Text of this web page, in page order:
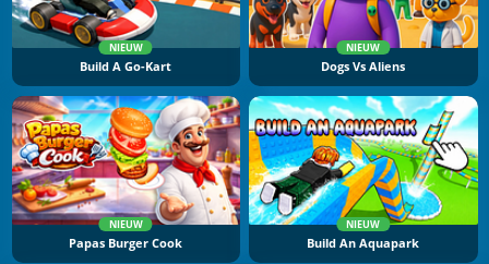
NIEUW
Build A Go-Kart
NIEUW
Dogs Vs Aliens
NIEUW
Papas Burger Cook
NIEUW
Build An Aquapark